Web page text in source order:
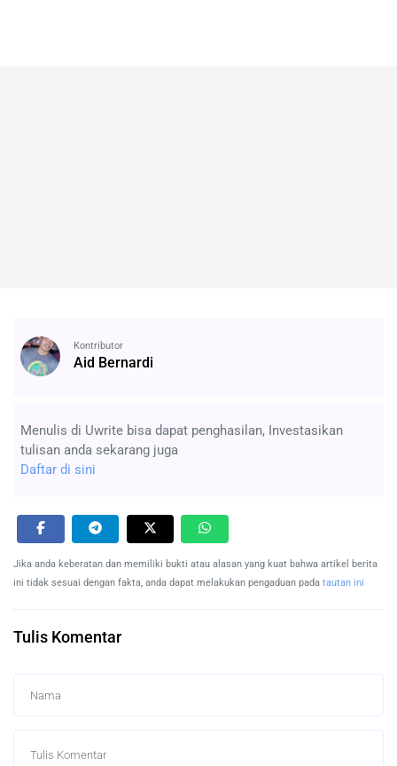
Kontributor
Aid Bernardi
Menulis di Uwrite bisa dapat penghasilan, Investasikan
tulisan anda sekarang juga
Daftar di sini
Jika anda keberatan dan memiliki bukti atau alasan yang kuat bahwa artikel berita
ini tidak sesuai dengan fakta, anda dapat melakukan pengaduan pada tautan ini
Tulis Komentar